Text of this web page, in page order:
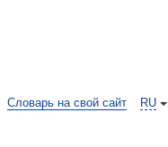
RU
Словарь на свой сайт